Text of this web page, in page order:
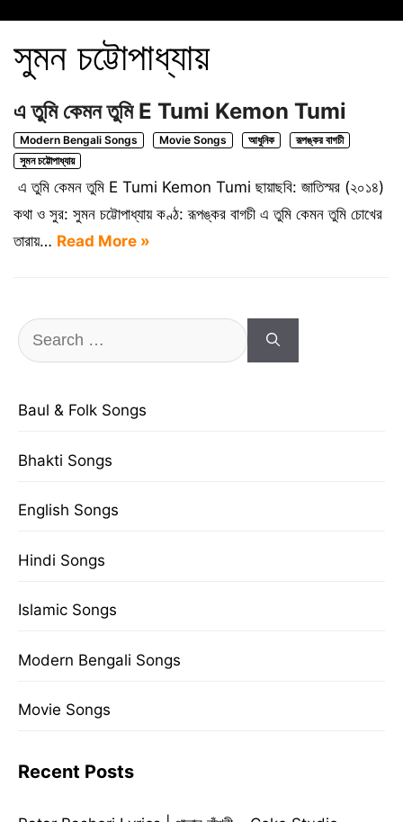
সুমন চট্টোপাধ্যায়
এ তুমি কেমন তুমি E Tumi Kemon Tumi
Modern Bengali Songs Movie Songs আধুনিক
রূপঙ্কর বাগচী
সুমন চট্টোপাধ্যায়
এ তুমি কেমন তুমি E Tumi Kemon Tumi ছায়াছবি: জাতিস্মর (২০১৪)
কথা ও সুর: সুমন চট্টোপাধ্যায় কণ্ঠ: রূপঙ্কর বাগচী এ তুমি কেমন তুমি চোখের
তারায়… Read More »
Search
for:
Baul & Folk Songs
Bhakti Songs
English Songs
Hindi Songs
Islamic Songs
Modern Bengali Songs
Movie Songs
Recent Posts